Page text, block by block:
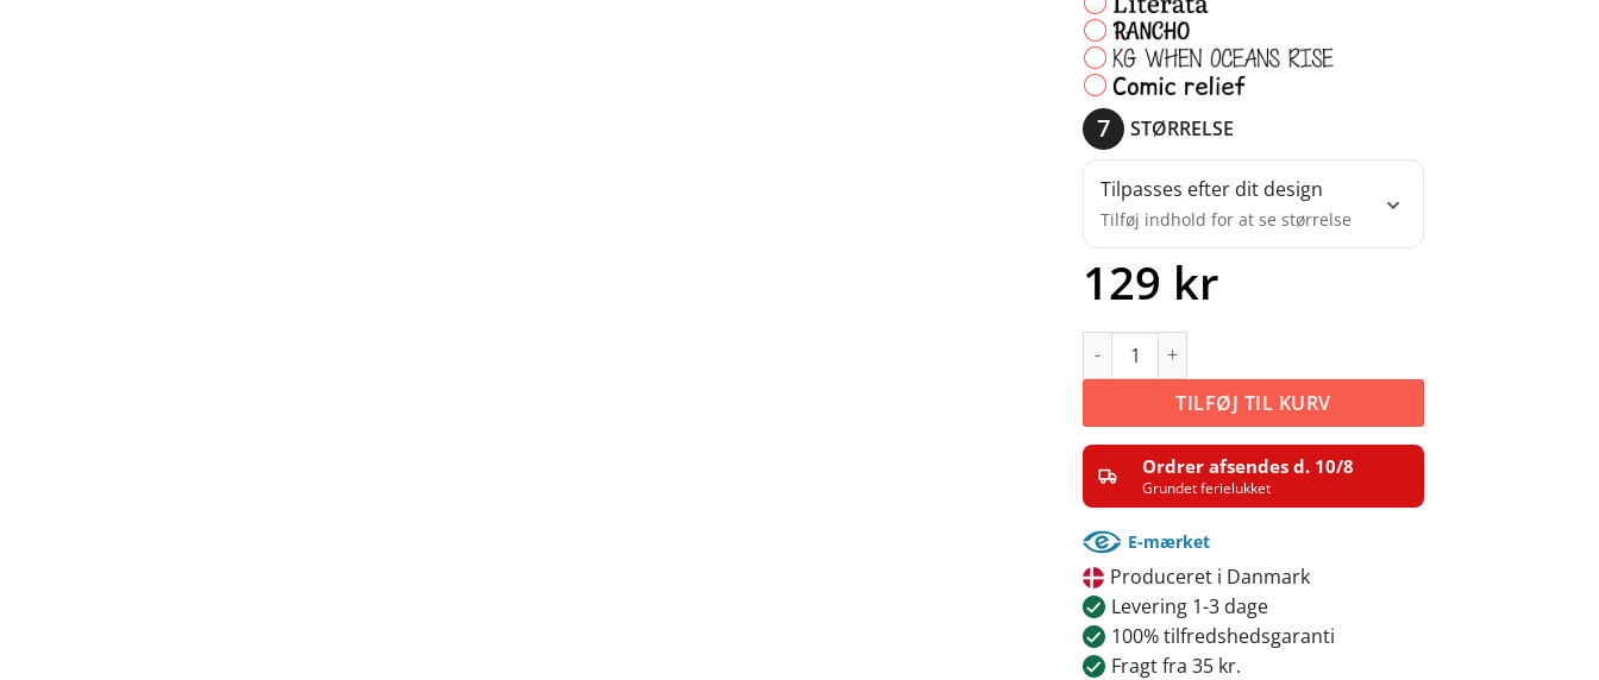
STØRRELSE
Tilpasses efter dit design
Tilføj indhold for at se størrelse
Tilføj indhold først
129 kr
TILFØJ TIL KURV
Ordrer afsendes d. 10/8
Grundet ferielukket
E-mærket
Produceret i Danmark
Levering 1-3 dage
100% tilfredshedsgaranti
Fragt fra 35 kr.